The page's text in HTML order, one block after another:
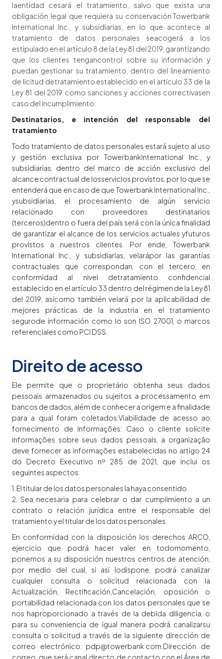
laentidad cesará el tratamiento, salvo que exista una
obligación legal que requiera su conservación.Towerbank
International Inc., y subsidiarias, en lo que acontece al
tratamiento de datos personales seacogerá a los
estipulado en el artículo 8 de la Ley 81 del 2019, garantizando
que los clientes tengancontrol sobre su información y
puedan gestionar su tratamiento, dentro del lineamiento
de licitud detratamiento establecido en el artículo 33 de la
Ley 81 del 2019 como sanciones y acciones correctivasen
caso del incumplimiento.
Destinatarios, e intención del responsable del
tratamiento
Todo tratamiento de datos personales estará sujeto al uso
y gestión exclusiva por TowerbankInternational Inc., y
subsidiarias, dentro del marco de acción exclusivo del
alcance contractual de losservicios provistos, por lo que se
entenderá que en caso de que Towerbank International Inc.,
ysubsidiarias, el procesamiento de algún servicio
relacionado con proveedores destinatarios
(terceros)dentro o fuera del país será con la única finalidad
de garantizar el alcance de los servicios actuales yfuturos
provistos a nuestros clientes. Por ende, Towerbank
International Inc., y subsidiarias, velarápor las garantías
contractuales que correspondan, con el tercero, en
conformidad al nivel detratamiento confidencial
establecido en el artículo 33 dentro del régimen de la Ley 81
del 2019, asícomo también velará por la aplicabilidad de
mejores prácticas de la industria en el tratamiento
segurode información como lo son ISO 27001, o marcos
referenciales como PCI DSS.
Direito de acesso
Ele permite que o proprietário obtenha seus dados
pessoais armazenados ou sujeitos a processamento em
bancos de dados, além de conhecer a origem e a finalidade
para a qual foram coletados.Viabilidade de acesso ao
fornecimento de informações: Caso o cliente solicite
informações sobre seus dados pessoais, a organização
deve fornecer as informações estabelecidas no artigo 24
do Decreto Executivo nº 285 de 2021, que inclui os
seguintes aspectos:
1. El titular de los datos personales la haya consentido.
2. Sea necesaria para celebrar o dar cumplimiento a un
contrato o relación jurídica entre el responsable del
tratamiento y el titular de los datos personales.
En conformidad con la disposición los derechos ARCO,
ejercicio que podrá hacer valer en todomomento,
ponemos a su disposición nuestros centros de atención,
por medio del cual, si así lodispone, podrá canalizar
cualquier consulta o solicitud relacionada con la
Actualización, Rectificación,Cancelación, oposición o
portabilidad relacionada con los datos personales que se
nos haproporcionado a través de la debida diligencia, o
para su conveniencia de igual manera podrá canalizarsu
consulta o solicitud a través de la siguiente dirección de
correo electrónico: pdp@towerbank.com.Dirección de
correo, que será canal directo de contacto con el Área de